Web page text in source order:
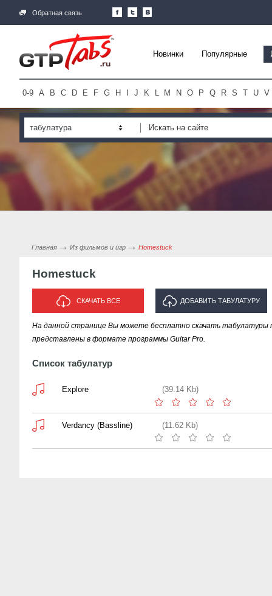
Обратная связь
Новинки Популярные
0-9 A B C D E F G H J K L M N O P Q R S T U V
табулатура
Главная Из фильмов и игр Homestuck
Homestuck
СКАЧАТЬ ВСЕ ДОБАВИТЬ ТАБУЛАТУРУ
ИСПОЛНИТЕЛЯ "HOMESTUCK"
На данной странице Вы можете бесплатно скачать табулатуры
представлены в формате программы Guitar Pro.
Список табулатур
Explore (39.14 Kb)
Verdancy (Bassline) (11.62 Kb)